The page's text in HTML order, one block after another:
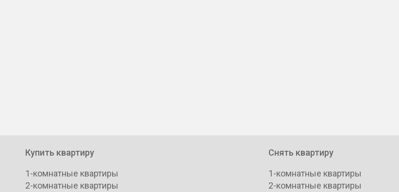
Купить квартиру
1-комнатные квартиры
2-комнатные квартиры
Снять квартиру
1-комнатные квартиры
2-комнатные квартиры